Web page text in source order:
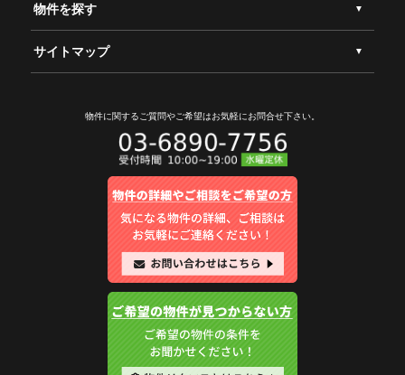
物件を探す
サイトマップ
物件に関するご質問やご希望はお気軽にお問合せ下さい。